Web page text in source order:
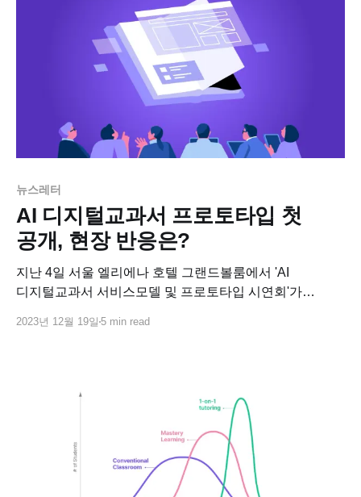
뉴스레터
AI 디지털교과서 프로토타입 첫
공개, 현장 반응은?
지난 4일 서울 엘리에나 호텔 그랜드볼룸에서 'AI
디지털교과서 서비스모델 및 프로토타입 시연회'가
2023년 12월 19일 5 min read